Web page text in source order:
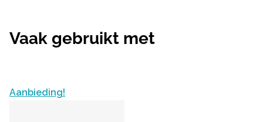
Vaak gebruikt met
Aanbieding!